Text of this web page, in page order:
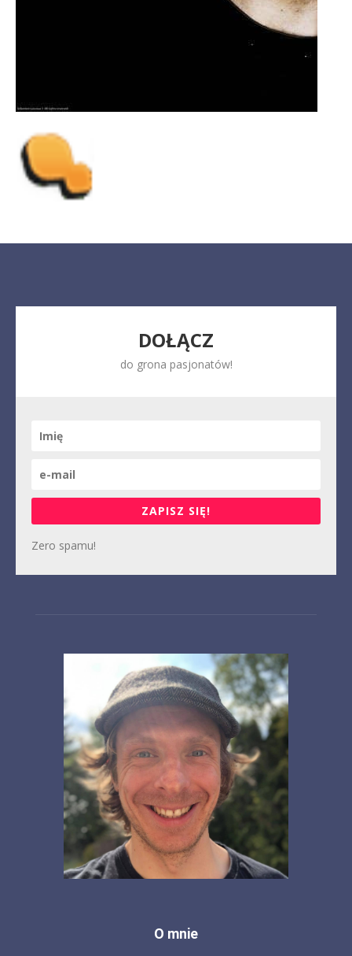
DOŁĄCZ
do grona pasjonatów!
ZAPISZ SIĘ!
Zero spamu!
O mnie